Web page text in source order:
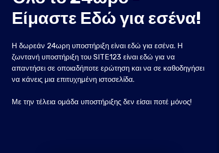
Είμαστε Εδώ για εσένα!
Η δωρεάν 24ωρη υποστήριξη είναι εδώ για εσένα. Η
ζωντανή υποστήριξη του SITE123 είναι εδώ για να
απαντήσει σε οποιαδήποτε ερώτηση και να σε καθοδηγήσει
να κάνεις μια επιτυχημένη ιστοσελίδα.
Με την τέλεια ομάδα υποστήριξης δεν είσαι ποτέ μόνος!